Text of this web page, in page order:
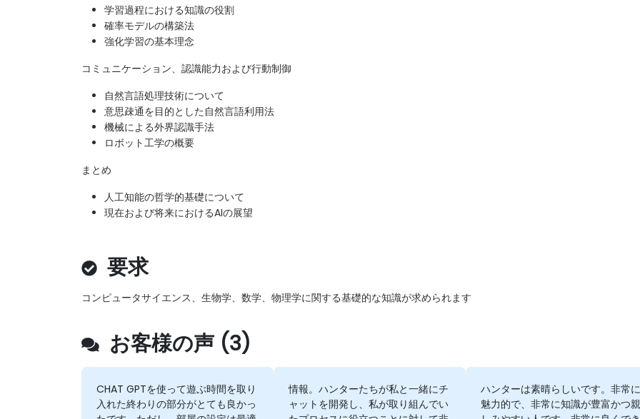
学習過程における知識の役割
確率モデルの構築法
強化学習の基本理念
コミュニケーション、認識能力および行動制御
自然言語処理技術について
意思疎通を目的とした自然言語利用法
機械による外界認識手法
ロボット工学の概要
まとめ
人工知能の哲学的基礎について
現在および将来におけるAIの展望
要求
コンピュータサイエンス、生物学、数学、物理学に関する基礎的な知識が求められます
お客様の声 (3)
CHAT GPTを使って遊ぶ時間を取り
入れた終わりの部分がとても良かっ
情報。ハンターたちが私と一緒にチ
ャットを開発し、私が取り組んでい
ハンターは素晴らしいです。非常に
魅力的で、非常に知識が豊富かつ親